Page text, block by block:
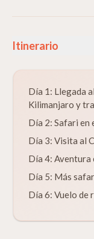
Itinerario
Día 1: Llegada
Kilimanjaro y
Día 2: Safari en
Día 3: Visita al
Día 4: Aventura
Día 5: Más
Día 6: Vuelo de